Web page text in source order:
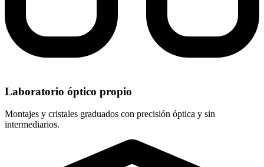
Laboratorio óptico propio
Montajes y cristales graduados con precisión óptica y sin
intermediarios.